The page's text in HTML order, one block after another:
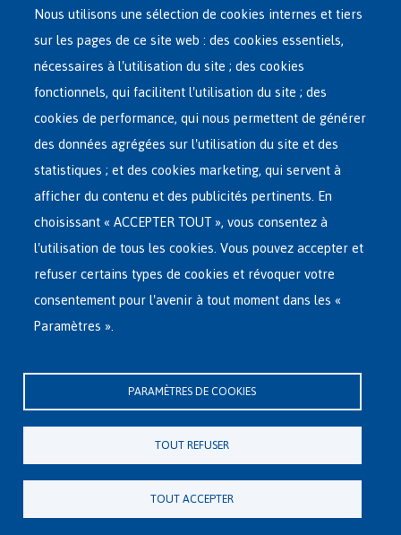
Main
French
Menu
ASILE EN BELGIQUE
RÉSEAU D'ACCUEIL
RETOUR VOLONTAIRE
INTERNATIONAL
À PROPOS DE FEDASIL
Rue des Chartreux 21 , 1000 Bruxelles
E-mail : info@fedasil.be • T : +32-(0)2-213 44 11 • F : +32-(0)2-213 44 22
Vie privée, copyright et disclaimer|Déclaration d'accessibilité
Déclaration relative aux cookies
Paramètres de cookies
Nous utilisons une sélection de cookies internes et tiers
sur les pages de ce site web : des cookies essentiels,
nécessaires à l'utilisation du site ; des cookies
fonctionnels, qui facilitent l'utilisation du site ; des
cookies de performance, qui nous permettent de générer
des données agrégées sur l'utilisation du site et des
statistiques ; et des cookies marketing, qui servent à
afficher du contenu et des publicités pertinents. En
choisissant « ACCEPTER TOUT », vous consentez à
l'utilisation de tous les cookies. Vous pouvez accepter et
refuser certains types de cookies et révoquer votre
consentement pour l'avenir à tout moment dans les «
Paramètres ».
PARAMÈTRES DE COOKIES
TOUT REFUSER
TOUT ACCEPTER